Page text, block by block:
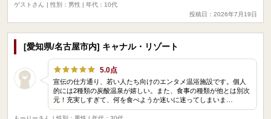
ゲストさん
| 性別：男性 | 年代：10代
投稿日：2026年7月19日
[愛知県/名古屋市内] キャナル・リゾート
5.0点
宣伝の仕方通り、若い人たち向けのエンタメ温浴施設です。個人
的には2種類の炭酸温泉が嬉しい。また、食事の種類が他とは別次
元！充実しすぎて、何を食べようか迷いに迷ってしまいま…